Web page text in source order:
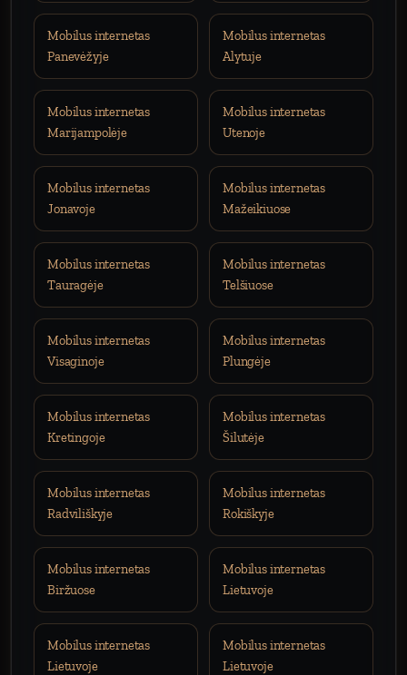
Mobilus internetas
Panevėžyje
Mobilus internetas
Alytuje
Mobilus internetas
Marijampolėje
Mobilus internetas
Utenoje
Mobilus internetas
Jonavoje
Mobilus internetas
Mažeikiuose
Mobilus internetas
Tauragėje
Mobilus internetas
Telšiuose
Mobilus internetas
Visaginoje
Mobilus internetas
Plungėje
Mobilus internetas
Kretingoje
Mobilus internetas
Šilutėje
Mobilus internetas
Radviliškyje
Mobilus internetas
Rokiškyje
Mobilus internetas
Biržuose
Mobilus internetas
Lietuvoje
Mobilus internetas
Lietuvoje
Mobilus internetas
Lietuvoje